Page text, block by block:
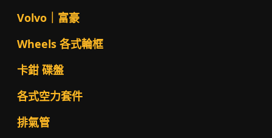
Volvo｜富豪
Wheels 各式輪框
卡鉗 碟盤
各式空力套件
排氣管